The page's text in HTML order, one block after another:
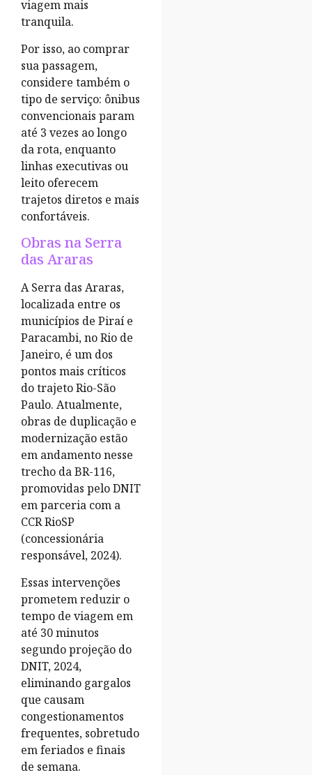
viagem mais
tranquila.
Por isso, ao comprar
sua passagem,
considere também o
tipo de serviço: ônibus
convencionais param
até 3 vezes ao longo
da rota, enquanto
linhas executivas ou
leito oferecem
trajetos diretos e mais
confortáveis.
Obras na Serra
das Araras
A Serra das Araras,
localizada entre os
municípios de Piraí e
Paracambi, no Rio de
Janeiro, é um dos
pontos mais críticos
do trajeto Rio-São
Paulo. Atualmente,
obras de duplicação e
modernização estão
em andamento nesse
trecho da BR-116,
promovidas pelo DNIT
em parceria com a
CCR RioSP
(concessionária
responsável, 2024).
Essas intervenções
prometem reduzir o
tempo de viagem em
até 30 minutos
segundo projeção do
DNIT, 2024,
eliminando gargalos
que causam
congestionamentos
frequentes, sobretudo
em feriados e finais
de semana.